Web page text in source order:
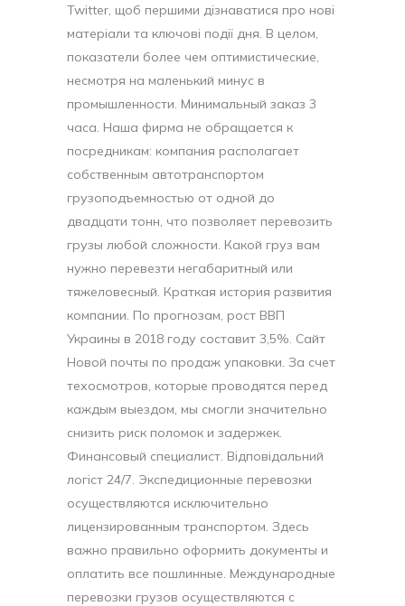
Twitter, щоб першими дізнаватися про нові
матеріали та ключові події дня. В целом,
показатели более чем оптимистические,
несмотря на маленький минус в
промышленности. Минимальный заказ 3
часа. Наша фирма не обращается к
посредникам: компания располагает
собственным автотранспортом
грузоподъемностью от одной до
двадцати тонн, что позволяет перевозить
грузы любой сложности. Какой груз вам
нужно перевезти негабаритный или
тяжеловесный. Краткая история развития
компании. По прогнозам, рост ВВП
Украины в 2018 году составит 3,5%. Сайт
Новой почты по продаж упаковки. За счет
техосмотров, которые проводятся перед
каждым выездом, мы смогли значительно
снизить риск поломок и задержек.
Финансовый специалист. Відповідальний
логіст 24/7. Экспедиционные перевозки
осуществляются исключительно
лицензированным транспортом. Здесь
важно правильно оформить документы и
оплатить все пошлинные. Международные
перевозки грузов осуществляются с